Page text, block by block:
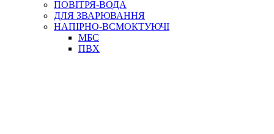
ПОВІТРЯ-ВОДА
ДЛЯ ЗВАРЮВАННЯ
НАПІРНО-ВСМОКТУЮЧІ
МБС
ПВХ